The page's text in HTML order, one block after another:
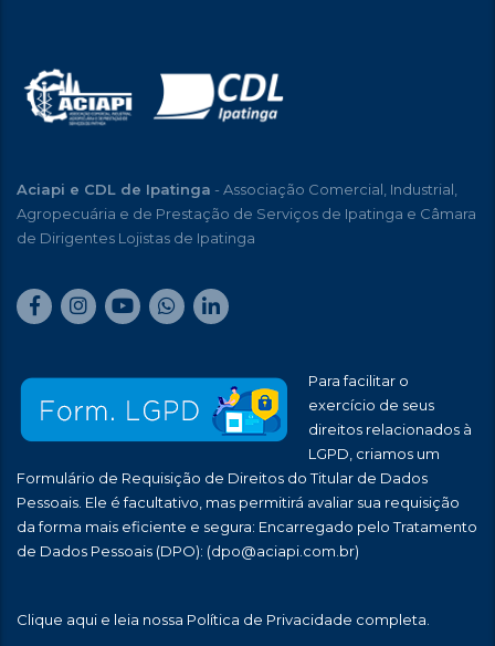
Aciapi e CDL de Ipatinga - Associação Comercial, Industrial,
Agropecuária e de Prestação de Serviços de Ipatinga e Câmara
de Dirigentes Lojistas de Ipatinga
Para facilitar o
exercício de seus
direitos relacionados à
LGPD, criamos um
Formulário de Requisição de Direitos do Titular de Dados
Pessoais. Ele é facultativo, mas permitirá avaliar sua requisição
da forma mais eficiente e segura: Encarregado pelo Tratamento
de Dados Pessoais (DPO): (dpo@aciapi.com.br)
Clique aqui e leia nossa Política de Privacidade completa.